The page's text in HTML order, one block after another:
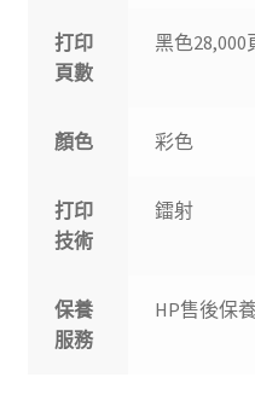
打印
頁數
黑色28,000
顏色 彩色
打印
技術
鐳射
保養
服務
HP售後保養